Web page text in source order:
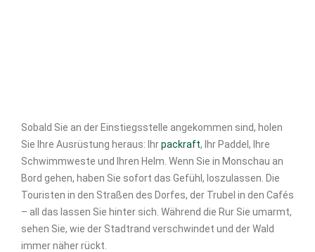
Sobald Sie an der Einstiegsstelle angekommen sind, holen
Sie Ihre Ausrüstung heraus: Ihrpackraft, Ihr Paddel, Ihre
Schwimmweste und Ihren Helm. Wenn Sie in Monschau an
Bord gehen, haben Sie sofort das Gefühl, loszulassen. Die
Touristen in den Straßen des Dorfes, der Trubel in den Cafés
– all das lassen Sie hinter sich. Während die Rur Sie umarmt,
sehen Sie, wie der Stadtrand verschwindet und der Wald
immer näher rückt.